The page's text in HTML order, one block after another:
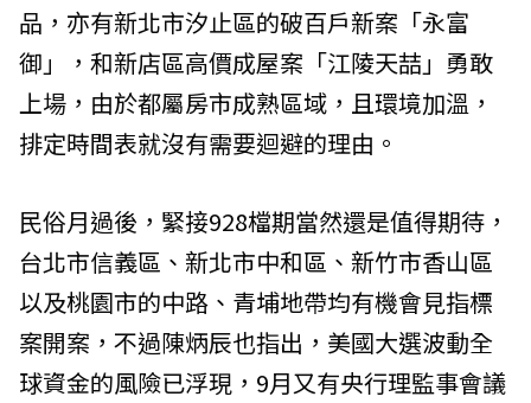
品，亦有新北市汐止區的破百戶新案「永富
御」，和新店區高價成屋案「江陵天喆」勇敢
上場，由於都屬房市成熟區域，且環境加溫，
排定時間表就沒有需要迴避的理由。
民俗月過後，緊接928檔期當然還是值得期待，
台北市信義區、新北市中和區、新竹市香山區
以及桃園市的中路、青埔地帶均有機會見指標
案開案，不過陳炳辰也指出，美國大選波動全
球資金的風險已浮現，9月又有央行理監事會議